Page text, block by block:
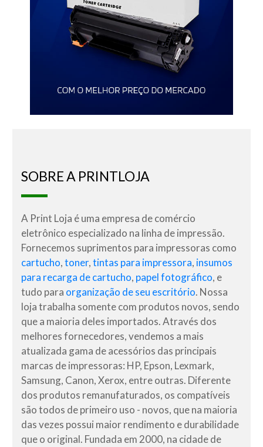
SOBRE A PRINTLOJA
A Print Loja é uma empresa de comércio
eletrônico especializado na linha de impressão.
Fornecemos suprimentos para impressoras como
cartucho,toner,tintas para impressora, insumos
para recarga de cartucho, papel fotográfico, e
tudo para organização de seu escritório. Nossa
loja trabalha somente com produtos novos, sendo
que a maioria deles importados. Através dos
melhores fornecedores, vendemos a mais
atualizada gama de acessórios das principais
marcas de impressoras: HP, Epson, Lexmark,
Samsung, Canon, Xerox, entre outras. Diferente
dos produtos remanufaturados, os compatíveis
são todos de primeiro uso - novos, que na maioria
das vezes possui maior rendimento e durabilidade
que o original. Fundada em 2000, na cidade de